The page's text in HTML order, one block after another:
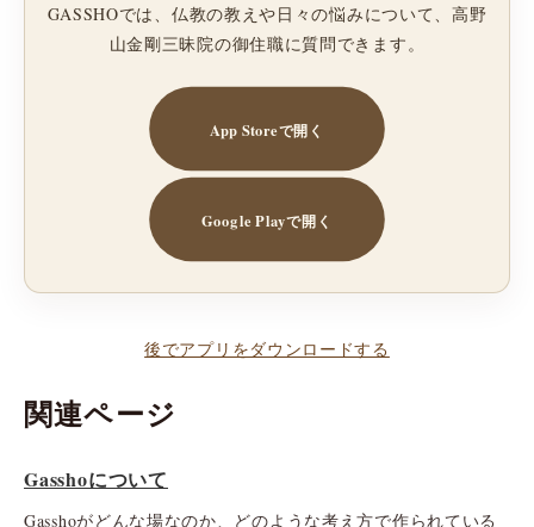
GASSHOでは、仏教の教えや日々の悩みについて、高野
山金剛三昧院の御住職に質問できます。
App Storeで開く
Google Playで開く
後でアプリをダウンロードする
関連ページ
Gasshoについて
Gasshoがどんな場なのか、どのような考え方で作られている